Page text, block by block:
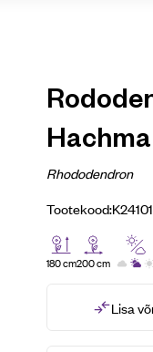
Rhododendron
Tootekood:
180 cm200 cm
Lisa